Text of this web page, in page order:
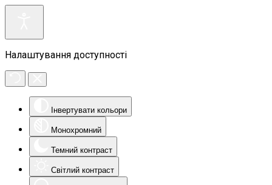
Налаштування доступності
Інвертувати кольори
Монохромний
Темний контраст
Світлий контраст